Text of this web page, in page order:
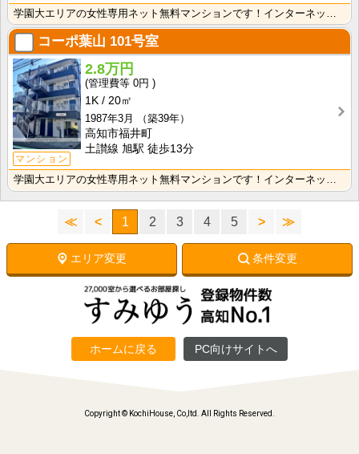
学園大エリアの女性専用ネット無料マンションです！インターネット月額接続使用無料なので、月々の生活費の･･･
コーポ葉山 101号室
マンション
2.8万円
0円
1K
20㎡
1987年3月
（築39年）
高知市福井町
土讃線 旭駅 徒歩13分
学園大エリアの女性専用ネット無料マンションです！インターネット月額接続使用無料なので、月々の生活費の･･･
≪ < 1 2 3 4 5 > ≫
エリア変更 条件変更
ホームに戻る PC向けサイトへ
Copyright © KochiHouse, Co,ltd. All Rights Reserved.